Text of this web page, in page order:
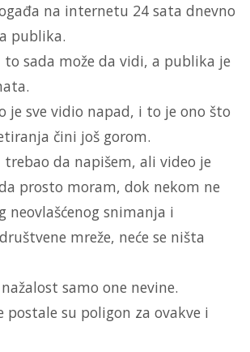
na internetu 24 sata dnevno
publika.
sada može da vidi, a publika je
je sve vidio napad, i to je ono što
čini još gorom.
trebao da napišem, ali video je
prosto moram, dok nekom ne
neovlašćenog snimanja i
mreže, neće se ništa
samo one nevine.
postale su poligon za ovakve i